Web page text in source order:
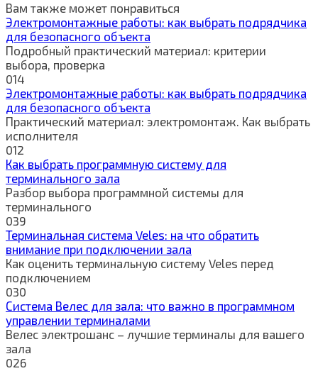
Вам также может понравиться
Электромонтажные работы: как выбрать подрядчика
для безопасного объекта
Подробный практический материал: критерии
выбора, проверка
014
Электромонтажные работы: как выбрать подрядчика
для безопасного объекта
Практический материал: электромонтаж. Как выбрать
исполнителя
012
Как выбрать программную систему для
терминального зала
Разбор выбора программной системы для
терминального
039
Терминальная система Veles: на что обратить
внимание при подключении зала
Как оценить терминальную систему Veles перед
подключением
030
Система Велес для зала: что важно в программном
управлении терминалами
Велес электрошанс – лучшие терминалы для вашего
зала
026